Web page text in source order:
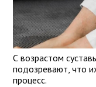
С возрастом
подозревают, что
процесс.